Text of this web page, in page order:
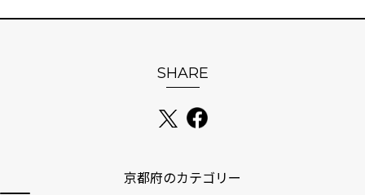
SHARE
京都府のカテゴリー